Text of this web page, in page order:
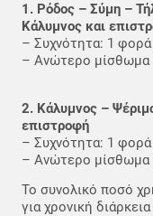
1. Ρόδος – Σύμη –
Κάλυμνος και
– Συχνότητα: 1
– Ανώτερο μίσθωμα
2. Κάλυμνος –
επιστροφή
– Συχνότητα: 1
– Ανώτερο μίσθωμα
Το συνολικό ποσό
για χρονική